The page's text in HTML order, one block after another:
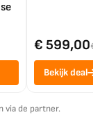
€ 599,00€
Bekijk deal
via de partner.